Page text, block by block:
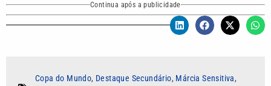
Continua após a publicidade
Copa do Mundo, Destaque Secundário, Márcia Sensitiva,